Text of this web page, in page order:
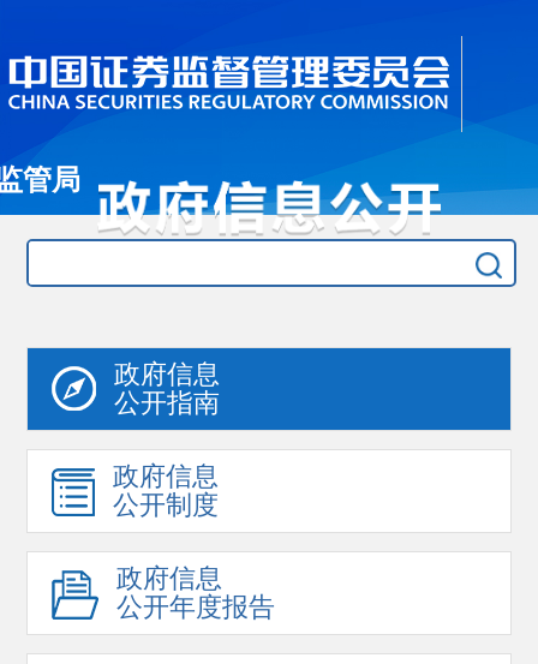
管局
政府信息
公开指南
政府信息
公开制度
政府信息
公开年度报告